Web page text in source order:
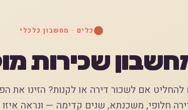
כלים · מחשבון כלכלי
שכירות
להחליט אם לשכור דירה או לקנות? הזינו את
חלופי, משכנתא, שנים קדימה — ונראה